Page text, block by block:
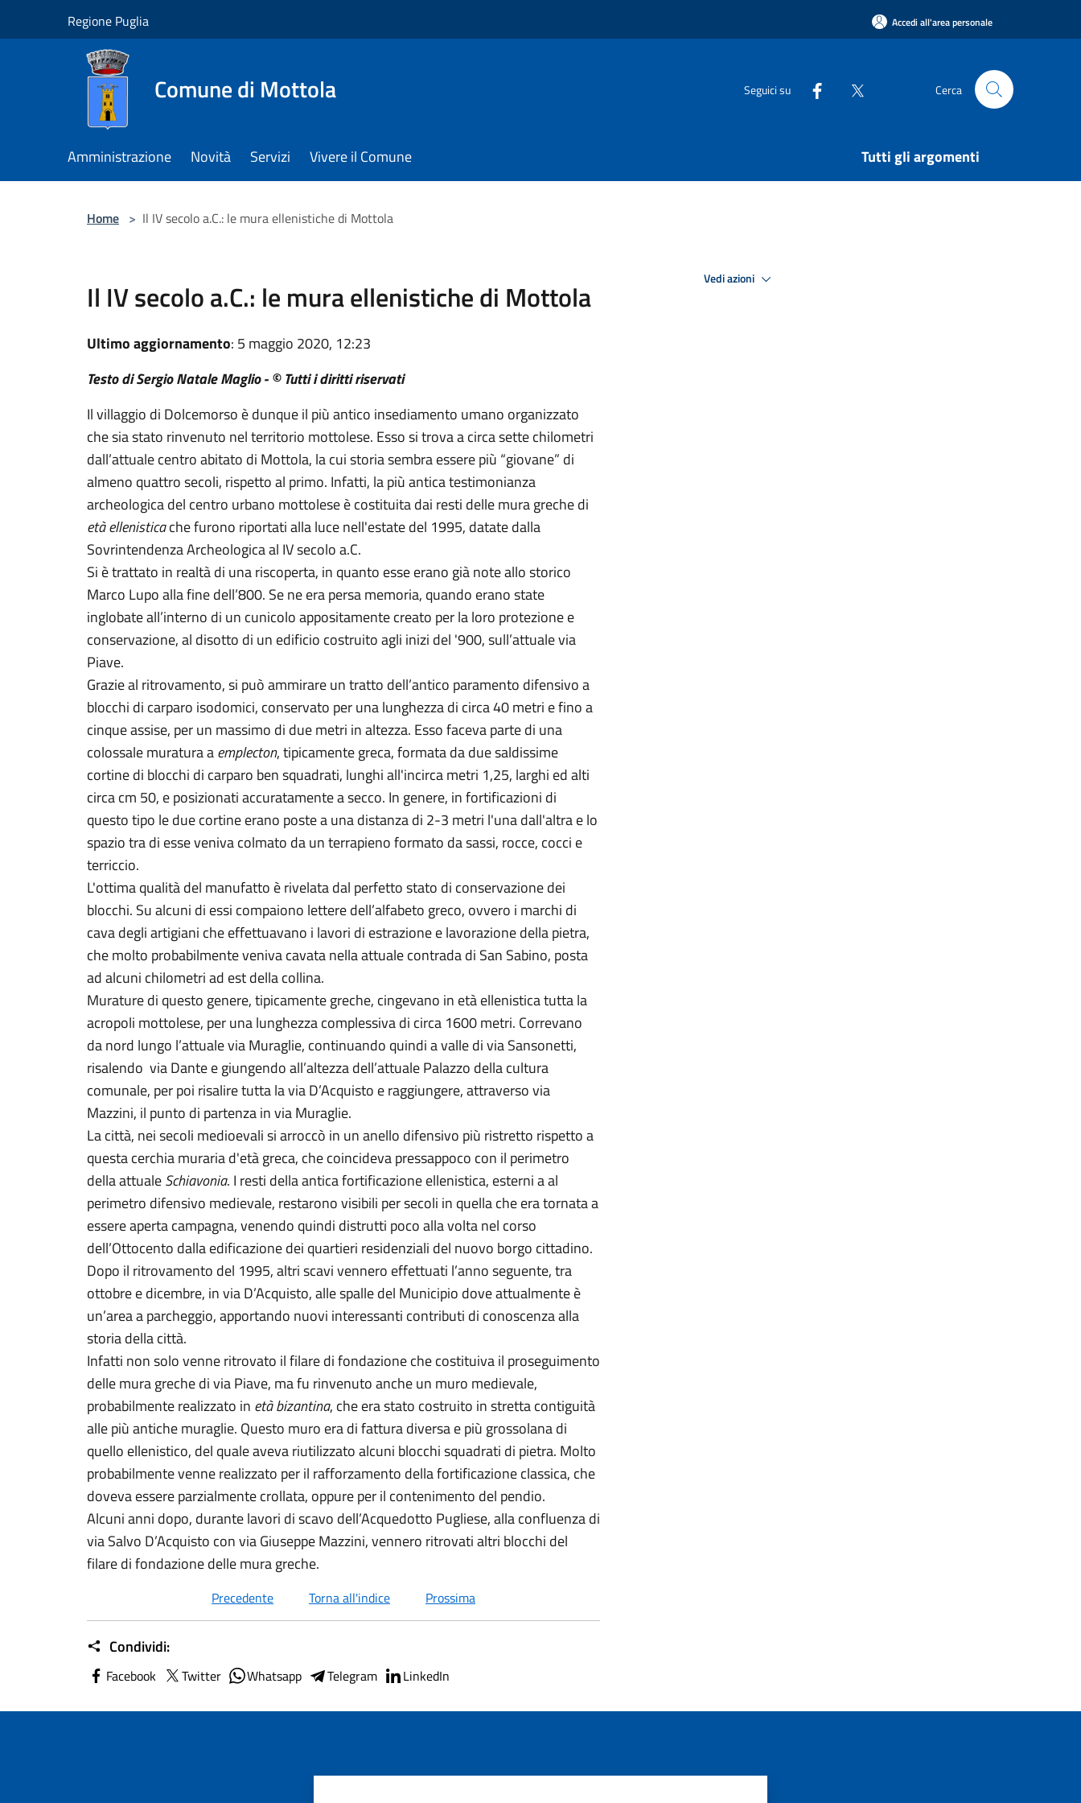
Regione Puglia Accedi all'area personale
Comune di Mottola Seguici su Cerca
Amministrazione Novità Servizi Vivere il Comune Tutti gli argomenti
Home > Il IV secolo a.C.: le mura ellenistiche di Mottola
Il IV secolo a.C.: le mura ellenistiche di Mottola
Ultimo aggiornamento: 5 maggio 2020, 12:23
Testo di Sergio Natale Maglio - © Tutti i diritti riservati
Il villaggio di Dolcemorso è dunque il più antico insediamento umano organizzato
che sia stato rinvenuto nel territorio mottolese. Esso si trova a circa sette chilometri
dall’attuale centro abitato di Mottola, la cui storia sembra essere più “giovane” di
almeno quattro secoli, rispetto al primo. Infatti, la più antica testimonianza
archeologica del centro urbano mottolese è costituita dai resti delle mura greche di
età ellenisticache furono riportati alla luce nell'estate del 1995, datate dalla
Sovrintendenza Archeologica al IV secolo a.C.
Si è trattato in realtà di una riscoperta, in quanto esse erano già note allo storico
Marco Lupo alla fine dell’800. Se ne era persa memoria, quando erano state
inglobate all’interno di un cunicolo appositamente creato per la loro protezione e
conservazione, al disotto di un edificio costruito agli inizi del '900, sull’attuale via
Piave.
Grazie al ritrovamento, si può ammirare un tratto dell’antico paramento difensivo a
blocchi di carparo isodomici, conservato per una lunghezza di circa 40 metri e fino a
cinque assise, per un massimo di due metri in altezza. Esso faceva parte di una
colossale muratura aemplecton, tipicamente greca, formata da due saldissime
cortine di blocchi di carparo ben squadrati, lunghi all'incirca metri 1,25, larghi ed alti
circa cm 50, e posizionati accuratamente a secco. In genere, in fortificazioni di
questo tipo le due cortine erano poste a una distanza di 2-3 metri l'una dall'altra e lo
spazio tra di esse veniva colmato da un terrapieno formato da sassi, rocce, cocci e
terriccio.
L'ottima qualità del manufatto è rivelata dal perfetto stato di conservazione dei
blocchi. Su alcuni di essi compaiono lettere dell’alfabeto greco, ovvero i marchi di
cava degli artigiani che effettuavano i lavori di estrazione e lavorazione della pietra,
che molto probabilmente veniva cavata nella attuale contrada di San Sabino, posta
ad alcuni chilometri ad est della collina.
Murature di questo genere, tipicamente greche, cingevano in età ellenistica tutta la
acropoli mottolese, per una lunghezza complessiva di circa 1600 metri. Correvano
da nord lungo l’attuale via Muraglie, continuando quindi a valle di via Sansonetti,
risalendo via Dante e giungendo all’altezza dell’attuale Palazzo della cultura
comunale, per poi risalire tutta la via D’Acquisto e raggiungere, attraverso via
Mazzini, il punto di partenza in via Muraglie.
La città, nei secoli medioevali si arroccò in un anello difensivo più ristretto rispetto a
questa cerchia muraria d'età greca, che coincideva pressappoco con il perimetro
della attualeSchiavonia. I resti della antica fortificazione ellenistica, esterni a al
perimetro difensivo medievale, restarono visibili per secoli in quella che era tornata a
essere aperta campagna, venendo quindi distrutti poco alla volta nel corso
dell’Ottocento dalla edificazione dei quartieri residenziali del nuovo borgo cittadino.
Dopo il ritrovamento del 1995, altri scavi vennero effettuati l’anno seguente, tra
ottobre e dicembre, in via D’Acquisto, alle spalle del Municipio dove attualmente è
un’area a parcheggio, apportando nuovi interessanti contributi di conoscenza alla
storia della città.
Infatti non solo venne ritrovato il filare di fondazione che costituiva il proseguimento
delle mura greche di via Piave, ma fu rinvenuto anche un muro medievale,
probabilmente realizzato in età bizantina, che era stato costruito in stretta contiguità
alle più antiche muraglie. Questo muro era di fattura diversa e più grossolana di
quello ellenistico, del quale aveva riutilizzato alcuni blocchi squadrati di pietra. Molto
probabilmente venne realizzato per il rafforzamento della fortificazione classica, che
doveva essere parzialmente crollata, oppure per il contenimento del pendio.
Alcuni anni dopo, durante lavori di scavo dell’Acquedotto Pugliese, alla confluenza di
via Salvo D’Acquisto con via Giuseppe Mazzini, vennero ritrovati altri blocchi del
filare di fondazione delle mura greche.
Precedente Torna all'indice Prossima
Condividi:
Facebook Twitter Whatsapp Telegram LinkedIn
Vedi azioni